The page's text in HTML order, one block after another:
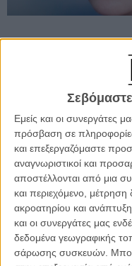
Σεβόμαστε
Εμείς και οι συνεργάτες
πρόσβαση σε
και επεξεργαζόμαστε
αναγνωριστικοί και
αποστέλλονται από μια
και περιεχόμενο, μέτρηση
ακροατηρίου και
και οι συνεργάτες μας
δεδομένα γεωγραφικής
σάρωσης συσκευών.
Προσθέστε
«Αγαπητοί φίλοι, ναι είναι
cool γυναίκα θαύμα στο
ανακοίνωσε από τον
της εύρεσης της
δείχνοντας αναμφίβολα
Το φιλμ είναι η πρώτη
ο Θεός Συγχωρεί»
και
όλους όσους εξακολουθούν
περισσότερο να πει πέρα